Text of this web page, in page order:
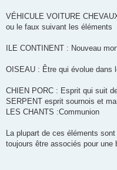
VÉHICULE VOITURE
ou le faux suivant les éléments
ILE CONTINENT : Nouveau
OISEAU : Être qui évolue dans
CHIEN PORC : Esprit qui suit
SERPENT esprit sournois et
LES CHANTS :Communion
La plupart de ces éléments
toujours être associés pour une